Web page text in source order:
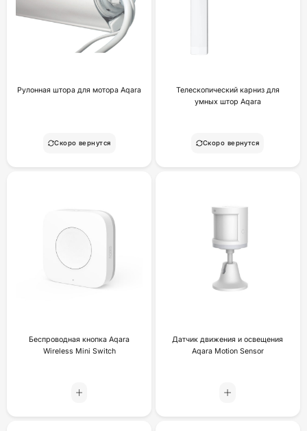
Рулонная штора для мотора Aqara
Скоро вернутся
Телескопический карниз для
умных штор Aqara
Скоро вернутся
Беспроводная кнопка Aqara
Wireless Mini Switch
Датчик движения и освещения
Aqara Motion Sensor